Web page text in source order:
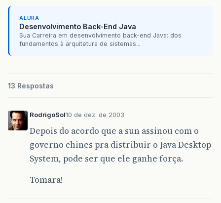
ALURA
Desenvolvimento Back-End Java
Sua Carreira em desenvolvimento back-end Java: dos
fundamentos à arquitetura de sistemas...
13 Respostas
RodrigoSol10 de dez. de 2003
Depois do acordo que a sun assinou com o
governo chines pra distribuir o Java Desktop
System, pode ser que ele ganhe força.
Tomara!